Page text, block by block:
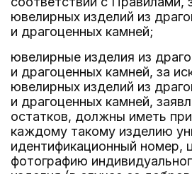
ювелирных изделий из
и драгоценных камней;
ювелирные изделия из
и драгоценных камней, за
ювелирных изделий из
и драгоценных камней,
остатков, должны иметь
каждому такому изделию
идентификационный номер,
фотографию